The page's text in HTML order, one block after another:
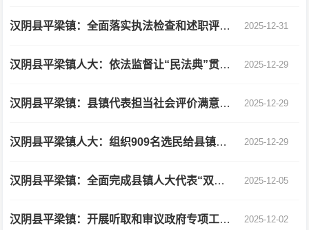
汉阴县平梁镇：全面落实执法检查和述职评议、工作评议等工作 2025-12-31
汉阴县平梁镇人大：依法监督让“民法典”贯穿社会生活始终 2025-12-29
汉阴县平梁镇：县镇代表担当社会评价满意度“形象代言人” 2025-12-29
汉阴县平梁镇人大：组织909名选民给县镇人大代表“画像” 2025-12-29
汉阴县平梁镇：全面完成县镇人大代表“双岗”讲述活动 2025-12-05
汉阴县平梁镇：开展听取和审议政府专项工作报告 2025-12-02